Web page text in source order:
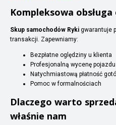
Kompleksowa obsługa
Skup samochodów Ryki gwarantuje
transakcji. Zapewniamy:
Bezpłatne oględziny u klienta
Profesjonalną wycenę pojazdu
Natychmiastową płatność
Pomoc w formalnościach
Dlaczego warto
właśnie nam